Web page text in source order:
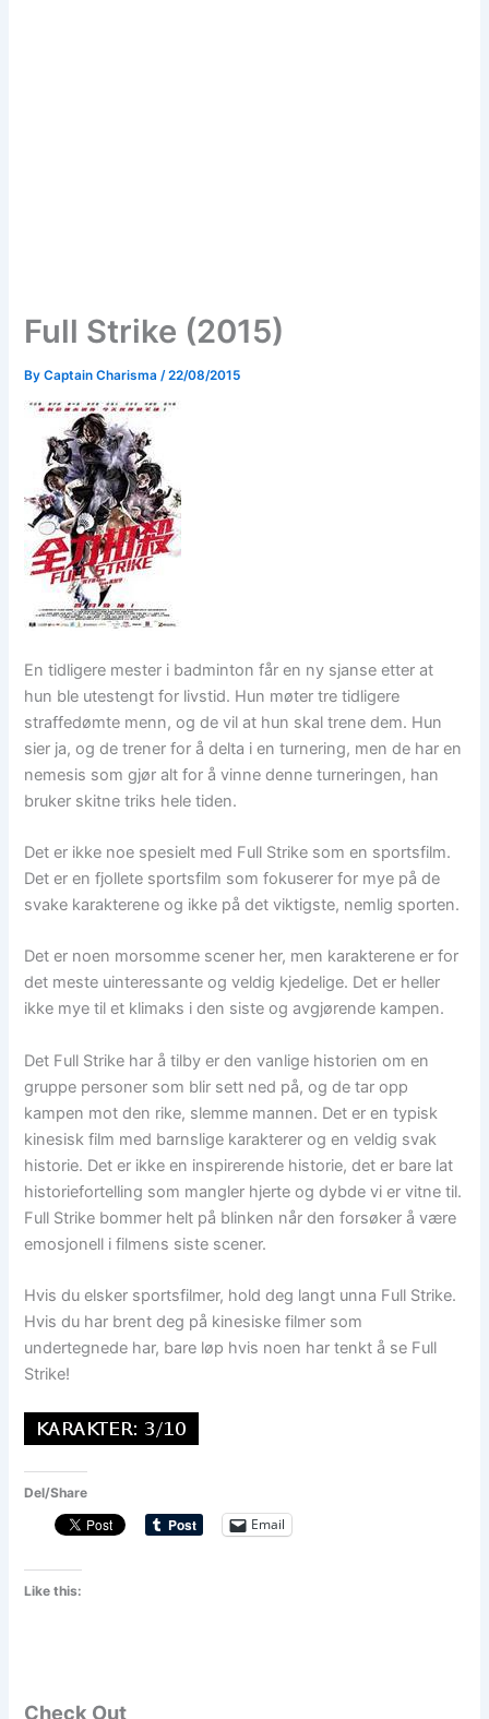
Full Strike (2015)
ByCaptain Charisma /22/08/2015
En tidligere mester i badminton får en ny sjanse etter at
hun ble utestengt for livstid. Hun møter tre tidligere
straffedømte menn, og de vil at hun skal trene dem. Hun
sier ja, og de trener for å delta i en turnering, men de har en
nemesis som gjør alt for å vinne denne turneringen, han
bruker skitne triks hele tiden.
Det er ikke noe spesielt med Full Strike som en sportsfilm.
Det er en fjollete sportsfilm som fokuserer for mye på de
svake karakterene og ikke på det viktigste, nemlig sporten.
Det er noen morsomme scener her, men karakterene er for
det meste uinteressante og veldig kjedelige. Det er heller
ikke mye til et klimaks i den siste og avgjørende kampen.
Det Full Strike har å tilby er den vanlige historien om en
gruppe personer som blir sett ned på, og de tar opp
kampen mot den rike, slemme mannen. Det er en typisk
kinesisk film med barnslige karakterer og en veldig svak
historie. Det er ikke en inspirerende historie, det er bare lat
historiefortelling som mangler hjerte og dybde vi er vitne til.
Full Strike bommer helt på blinken når den forsøker å være
emosjonell i filmens siste scener.
Hvis du elsker sportsfilmer, hold deg langt unna Full Strike.
Hvis du har brent deg på kinesiske filmer som
undertegnede har, bare løp hvis noen har tenkt å se Full
Strike!
Del/Share
Email
Like this:
Check Out